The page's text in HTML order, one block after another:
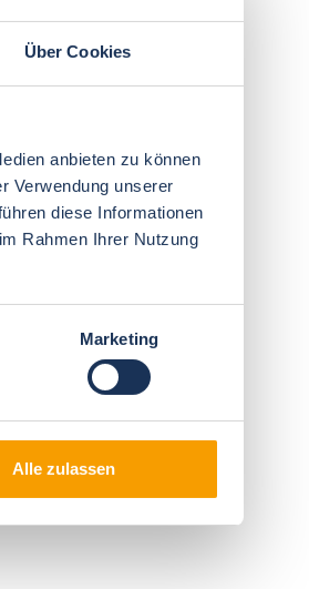
Über Cookies
anbieten zu können
Verwendung unserer
diese Informationen
Rahmen Ihrer Nutzung
Marketing
Alle zulassen